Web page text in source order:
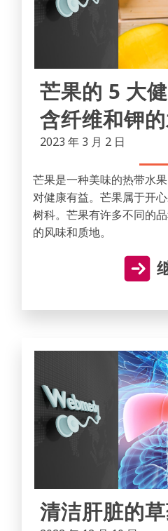
芒果的 5 大
含纤维和钾
2023 年 3 月 2 日
芒果是一种美味的热带水
对健康有益。芒果属于开
树科。芒果有许多不同的
的风味和质地。
清洁肝脏的